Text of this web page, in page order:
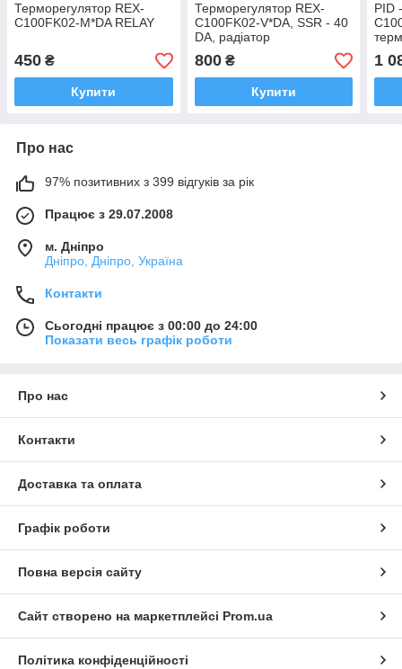
Терморегулятор REX-
C100FK02-M*DA RELAY
450 ₴
Купити
Терморегулятор REX-
C100FK02-V*DA, SSR - 40
DA, радіатор
800₴
Купити
PID
1
Про нас
97% позитивних з 399 відгуків за рік
Працює з 29.07.2008
м. Дніпро
Дніпро, Дніпро, Україна
Контакти
Сьогодні працює з 00:00 до 24:00
Показати весь графік роботи
Про нас
Контакти
Доставка та оплата
Графік роботи
Повна версія сайту
Сайт створено на маркетплейсі Prom.ua
Політика конфіденційності